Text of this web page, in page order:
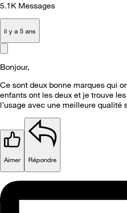
5.1K Messages
il y a 5 ans
Bonjour,
Ce sont deux bonne marques qui
enfants ont les deux et je trouve
l’usage avec une meilleure qualité
Aimer Répondre